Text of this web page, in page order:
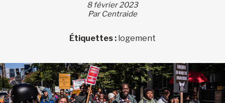
8 février 2023
Par Centraide
Étiquettes : logement